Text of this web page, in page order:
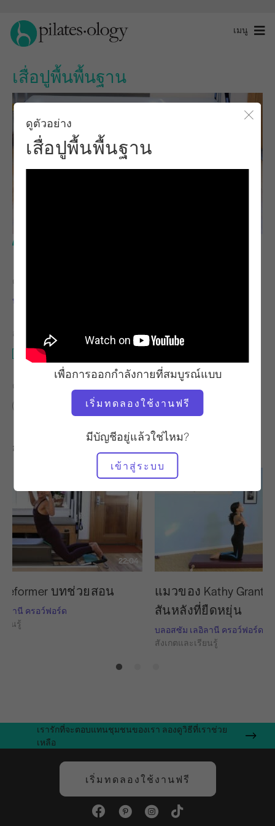
เมนู
เสื่อปูพื้นพื้นฐาน
ดูตัวอย่าง
เสื่อปูพื้นพื้นฐาน
เพื่อการออกกำลังกายที่สมบูรณ์แบบ
เริ่มทดลองใช้งานฟรี
มีบัญชีอยู่แล้วใช่ไหม?
เข้าสู่ระบบ
ครู
บลอสซัม เลอิลานี ครอว์ฟอร์ด
อุปกรณ์ที่ต้องใช้
เสื่อ
ค้นหาชั้นเรียนที่คล้ายคลึงกันสำหรับ
10 - 20 นาที เสื่อ
การออกกำลังกายอื่น ๆ ที่คุณอาจชอบ
22:04
บทช่วยสอน
ลานี ครอว์ฟอร์ด
ยนรู้
แมวของ Kathy Grant
สันหลังที่ยืดหยุ่น
บลอสซัม เลอิลานี ครอว์ฟอร์ด
สังเกตและเรียนรู้
เรารักที่จะตอบแทนชุมชนของเรา ลองดูวิธีที่เราช่วย
เหลือ
เริ่มทดลองใช้งานฟรี